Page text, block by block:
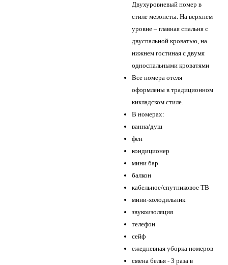
Двухуровневый номер в
стиле мезонеты. На верхнем
уровне – главная спальня с
двуспальной кроватью, на
нижнем гостиная с двумя
односпальными кроватями
Все номера отеля
оформлены в традиционном
кикладском стиле.
В номерах:
ванна/душ
фен
кондиционер
мини бар
балкон
кабельное/спутниковое ТВ
мини-холодильник
звукоизоляция
телефон
сейф
ежедневная уборка номеров
смена белья - 3 раза в